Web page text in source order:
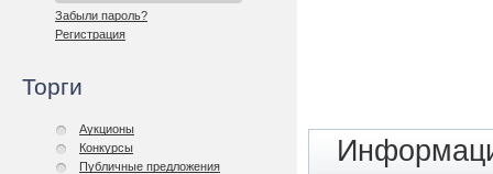
Забыли пароль?
Регистрация
Торги
Аукционы
Конкурсы
Публичные предложения